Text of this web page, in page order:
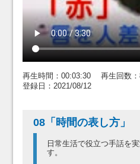
再生時間：00:03:30 再生回数
登録日：2021/08/12
08「時間の表し方」
日常生活で役立つ手話を
す。